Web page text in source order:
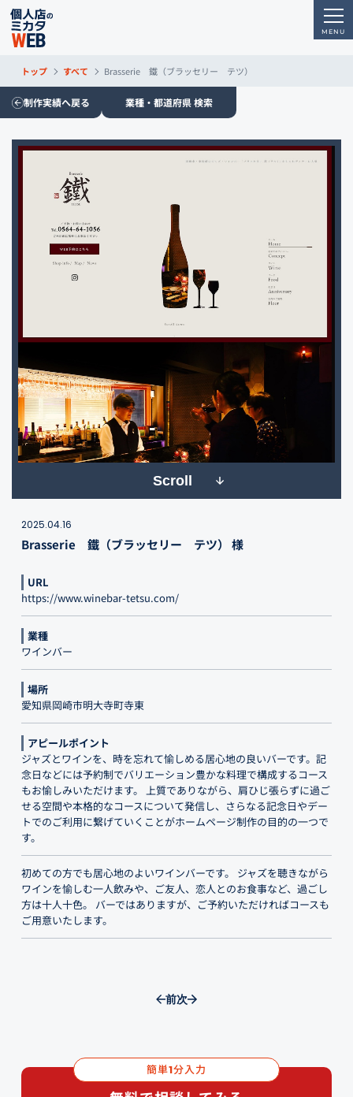
トップ すべて Brasserie 鐵（ブラッセリー テツ）
制作実績へ戻る 業種・都道府県 検索
Scroll
2025.04.16
Brasserie 鐵（ブラッセリー テツ） 様
URL
https://www.winebar-tetsu.com/
業種
ワインバー
場所
愛知県岡崎市明大寺町寺東
アピールポイント
ジャズとワインを、時を忘れて愉しめる居心地の良いバーです。記
念日などには予約制でバリエーション豊かな料理で構成するコース
もお愉しみいただけます。 上質でありながら、肩ひじ張らずに過ご
せる空間や本格的なコースについて発信し、さらなる記念日やデー
トでのご利用に繋げていくことがホームページ制作の目的の一つで
す。
初めての方でも居心地のよいワインバーです。 ジャズを聴きながら
ワインを愉しむ一人飲みや、ご友人、恋人とのお食事など、過ごし
方は十人十色。 バーではありますが、ご予約いただければコースも
ご用意いたします。
前次
簡単1分入力